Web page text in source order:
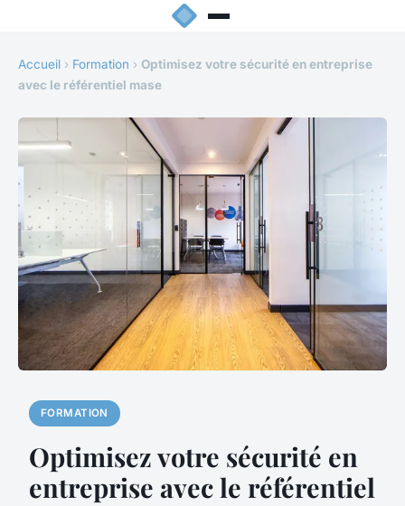
Accueil › Formation › Optimisez votre sécurité en entreprise
avec le référentiel mase
FORMATION
Optimisez votre sécurité en
entreprise avec le référentiel